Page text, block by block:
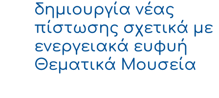
δημιουργία νέας
πίστωσης σχετικά με
ενεργειακά ευφυή
Θεματικά Μουσεία